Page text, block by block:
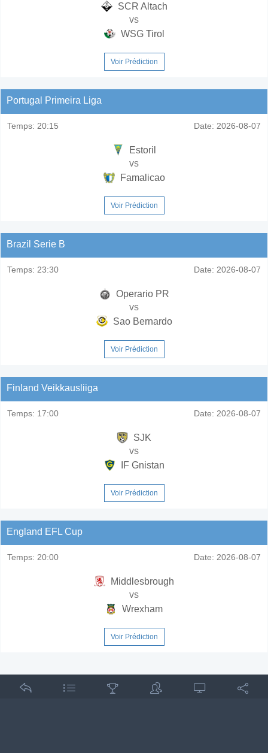
SCR Altach
vs
WSG Tirol
Voir Prédiction
Portugal Primeira Liga
Temps: 20:15 Date: 2026-08-07
Estoril
vs
Famalicao
Voir Prédiction
Brazil Serie B
Temps: 23:30 Date: 2026-08-07
Operario PR
vs
Sao Bernardo
Voir Prédiction
Finland Veikkausliiga
Temps: 17:00 Date: 2026-08-07
SJK
vs
IF Gnistan
Voir Prédiction
England EFL Cup
Temps: 20:00 Date: 2026-08-07
Middlesbrough
vs
Wrexham
Voir Prédiction